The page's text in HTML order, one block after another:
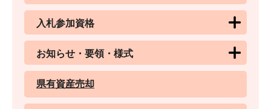
入札参加資格
お知らせ・要領・様式
県有資産売却